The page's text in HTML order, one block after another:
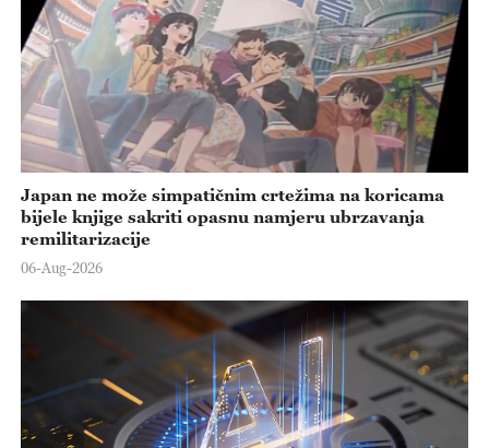
Japan ne može simpatičnim crtežima na koricama
bijele knjige sakriti opasnu namjeru ubrzavanja
remilitarizacije
06-Aug-2026